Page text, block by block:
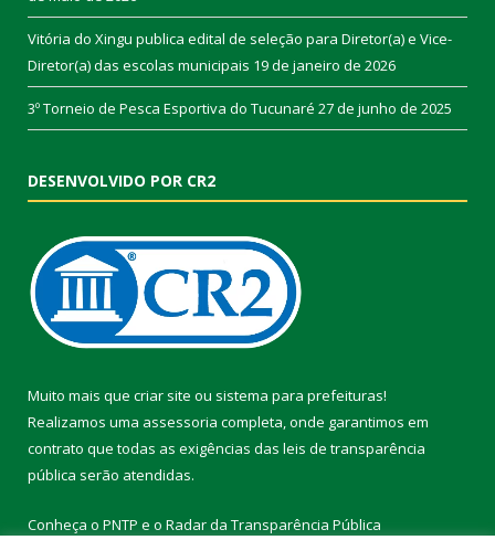
Vitória do Xingu publica edital de seleção para Diretor(a) e Vice-
Diretor(a) das escolas municipais 19 de janeiro de 2026
3º Torneio de Pesca Esportiva do Tucunaré 27 de junho de 2025
DESENVOLVIDO POR CR2
Muito mais que criar site ou sistema para prefeituras!
Realizamos uma assessoria completa, onde garantimos em
contrato que todas as exigências das leis de transparência
pública serão atendidas.
Conheça o PNTP e o Radar da Transparência Pública